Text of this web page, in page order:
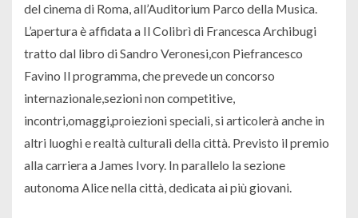
del cinema di Roma, all’Auditorium Parco della Musica.
L’apertura è affidata a Il Colibrì di Francesca Archibugi
tratto dal libro di Sandro Veronesi,con Piefrancesco
Favino Il programma, che prevede un concorso
internazionale,sezioni non competitive,
incontri,omaggi,proiezioni speciali, si articolerà anche in
altri luoghi e realtà culturali della città. Previsto il premio
alla carriera a James Ivory. In parallelo la sezione
autonoma Alice nella città, dedicata ai più giovani.